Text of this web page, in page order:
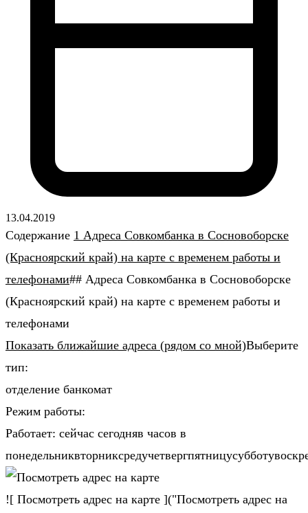
13.04.2019
Содержание 1 Адреса Совкомбанка в Сосновоборске
(Красноярский край) на карте с временем работы и
телефонами## Адреса Совкомбанка в Сосновоборске
(Красноярский край) на карте с временем работы и
телефонами
Показать ближайшие адреса (рядом со мной)Выберите
тип:
отделение банкомат
Режим работы:
Работает: сейчас сегодняв часов в
![ Посмотреть адрес на карте ]("Посмотреть адрес на